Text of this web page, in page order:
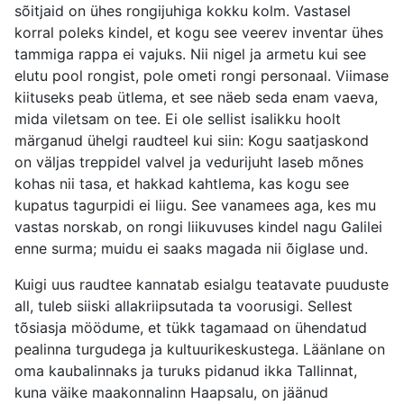
sõitjaid on ühes rongijuhiga kokku kolm. Vastasel
korral poleks kindel, et kogu see veerev inventar ühes
tammiga rappa ei vajuks. Nii nigel ja armetu kui see
elutu pool rongist, pole ometi rongi personaal. Viimase
kiituseks peab ütlema, et see näeb seda enam vaeva,
mida viletsam on tee. Ei ole sellist isalikku hoolt
märganud ühelgi raudteel kui siin: Kogu saatjaskond
on väljas treppidel valvel ja vedurijuht laseb mõnes
kohas nii tasa, et hakkad kahtlema, kas kogu see
kupatus tagurpidi ei liigu. See vanamees aga, kes mu
vastas norskab, on rongi liikuvuses kindel nagu Galilei
enne surma; muidu ei saaks magada nii õiglase und.
Kuigi uus raudtee kannatab esialgu teatavate puuduste
all, tuleb siiski allakriipsutada ta voorusigi. Sellest
tõsiasja möödume, et tükk tagamaad on ühendatud
pealinna turgudega ja kultuurikeskustega. Läänlane on
oma kaubalinnaks ja turuks pidanud ikka Tallinnat,
kuna väike maakonnalinn Haapsalu, on jäänud